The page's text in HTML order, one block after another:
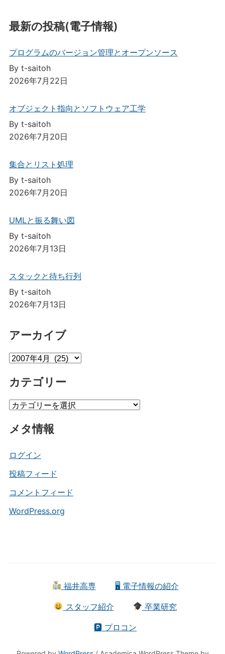
最新の投稿(電子情報)
プログラムのバージョン管理とオープンソース
By t-saitoh
2026年7月22日
オブジェクト指向とソフトウェア工学
By t-saitoh
2026年7月20日
集合とリスト処理
By t-saitoh
2026年7月20日
UMLと振る舞い図
By t-saitoh
2026年7月13日
スタックと待ち行列
By t-saitoh
2026年7月13日
アーカイブ
ア
カ
ブ
カテゴリー
カ
ゴ
ー
メタ情報
ログイン
投稿フィード
コメントフィード
WordPress.org
福井高専 🖥 電子情報の紹介
スタッフ紹介 卒業研究
🅿 プロコン